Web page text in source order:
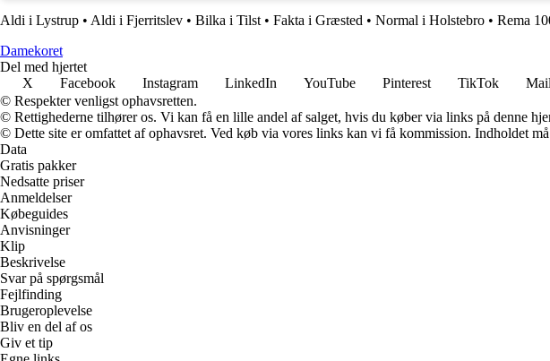
Aldi i Lystrup • Aldi i Fjerritslev • Bilka i Tilst• Fakta i Græsted • Normal i Holstebro • Rema
Damekoret
Del med hjertet
X
Facebook Instagram LinkedIn YouTube Pinterest TikTok
© Respekter venligst ophavsretten.
© Rettighederne tilhører os. Vi kan få en lille andel af salget, hvis du køber via links på denne
© Dette site er omfattet af ophavsret. Ved køb via vores links kan vi få kommission. Indholdet
Data
Gratis pakker
Nedsatte priser
Anmeldelser
Købeguides
Anvisninger
Klip
Beskrivelse
Svar på spørgsmål
Fejlfinding
Brugeroplevelse
Bliv en del af os
Giv et tip